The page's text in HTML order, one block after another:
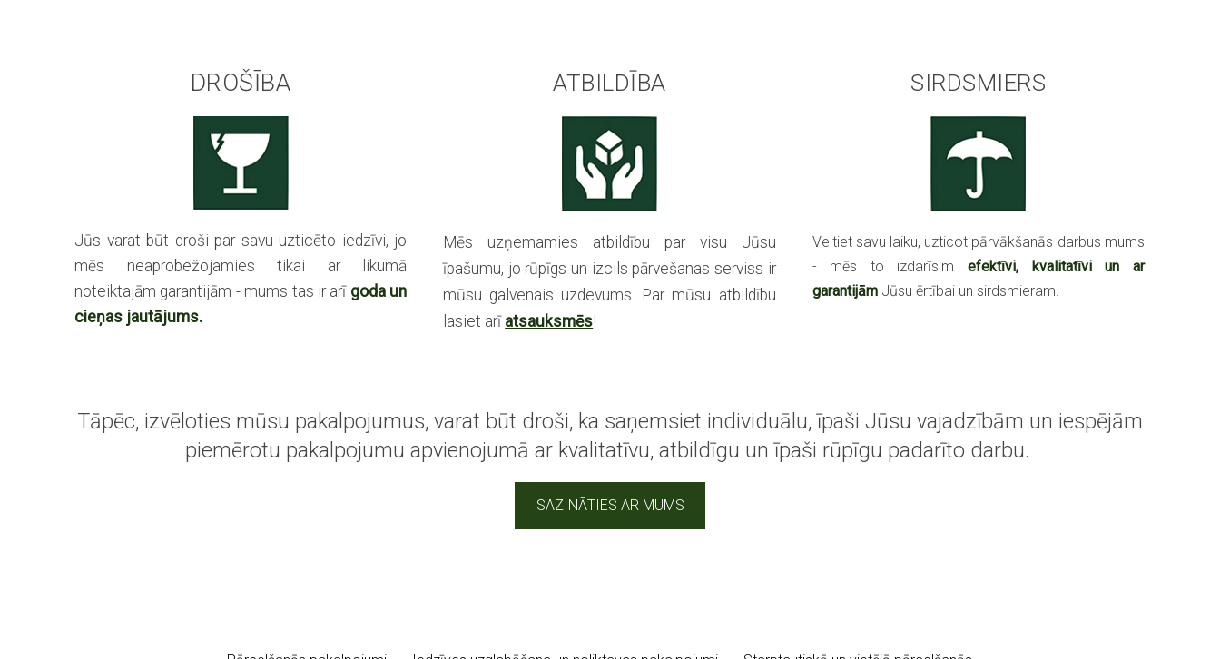
DROŠĪBA
Jūs varat būt droši par savu uzticēto iedzīvi, jo
mēs neaprobežojamies tikai ar likumā
noteiktajām garantijām - mums tas ir arī goda un
cieņas jautājums.
ATBILDĪBA
Mēs uzņemamies atbildību par visu Jūsu
īpašumu, jo rūpīgs un izcils pārvešanas serviss ir
mūsu galvenais uzdevums. Par mūsu atbildību
lasiet arī atsauksmēs!
SIRDSMIERS
Veltiet savu laiku, uzticot pārvākšanās darbus mums
- mēs to izdarīsim efektīvi, kvalitatīvi un ar
garantijāmJūsu ērtībai un sirdsmieram.
Tāpēc, izvēloties mūsu pakalpojumus, varat būt droši, ka saņemsiet individuālu, īpaši Jūsu vajadzībām un iespējām
piemērotu pakalpojumu apvienojumā ar kvalitatīvu, atbildīgu un īpaši rūpīgu padarīto darbu.
SAZINĀTIES AR MUMS